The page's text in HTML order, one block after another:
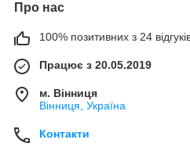
Про нас
100% позитивних з 24
Працює з 20.05.2019
м. Вінниця
Вінниця, Україна
Контакти